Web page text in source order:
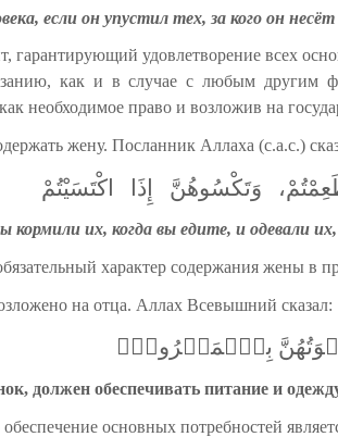
если он упустил тех, за кого он
удовлетворение всех
как и в случае с любым
необходимое право и возложив на
жену. Посланник Аллаха (с.а.с.)
وَتَكْسُوهُنَّ إِذَا اكْتَسَيْتُمْ
их, когда вы едите, и одевали их,
характер содержания жены в
на отца. Аллах Всевышний сказал:
بِٱلۡمَعۡرُوفِۚ
должен обеспечивать питание и
обеспечение основных потребностей